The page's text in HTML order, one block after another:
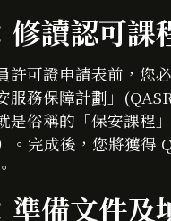
修讀認可課
許可證申請表前，您
服務保障計劃」
是俗稱的「保安課程
。完成後，您將獲得
準備文件及